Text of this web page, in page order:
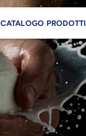
CATALOGO PRODOTTI